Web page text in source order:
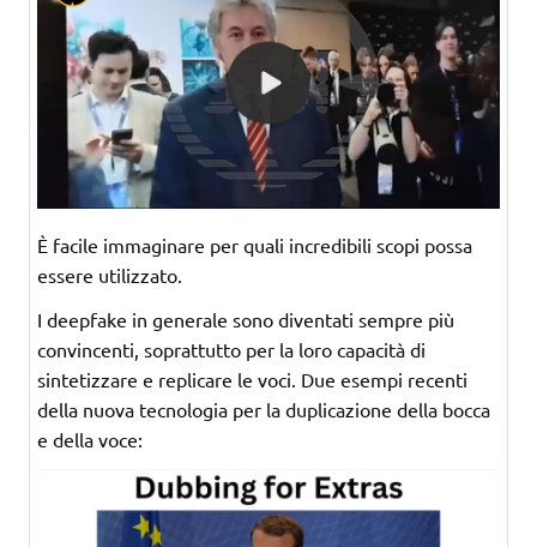
È facile immaginare per quali incredibili scopi possa
essere utilizzato.
I deepfake in generale sono diventati sempre più
convincenti, soprattutto per la loro capacità di
sintetizzare e replicare le voci. Due esempi recenti
della nuova tecnologia per la duplicazione della bocca
e della voce: